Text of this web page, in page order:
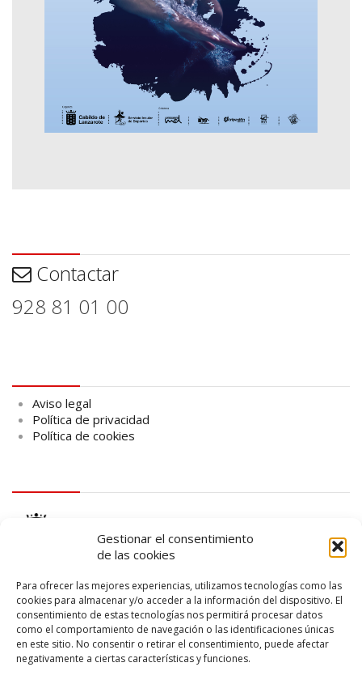
Gestionar el consentimiento
de las cookies
Para ofrecer las mejores experiencias, utilizamos tecnologías como las
cookies para almacenar y/o acceder a la información del dispositivo. El
consentimiento de estas tecnologías nos permitirá procesar datos
como el comportamiento de navegación o las identificaciones únicas
en este sitio. No consentir o retirar el consentimiento, puede afectar
negativamente a ciertas características y funciones.
Contactar
928 81 01 00
Aviso legal
Política de privacidad
Política de cookies
logo SID